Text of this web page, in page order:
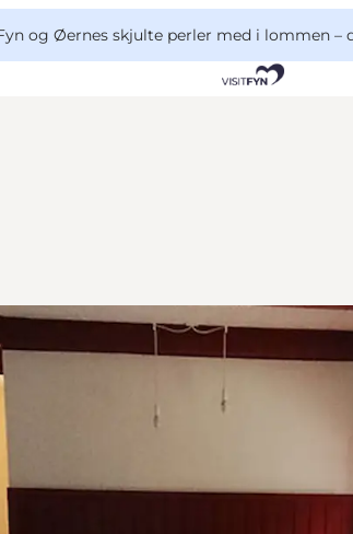
og Øernes skjulte perler med i lommen –